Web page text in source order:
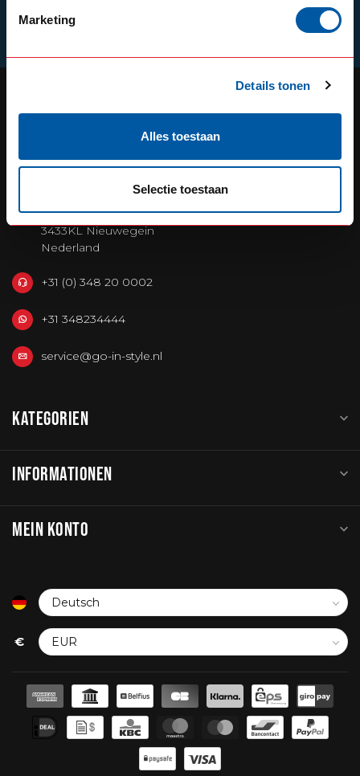
Marketing
Details tonen
Alles toestaan
Selectie toestaan
Schrijf je in
OUR REPUTATION IS BUILT ON
SERVICE
Defensiedok 12
3433KL Nieuwegein
Nederland
+31 (0) 348 20 0002
+31 348234444
service@go-in-style.nl
KATEGORIEN
INFORMATIONEN
MEIN KONTO
€